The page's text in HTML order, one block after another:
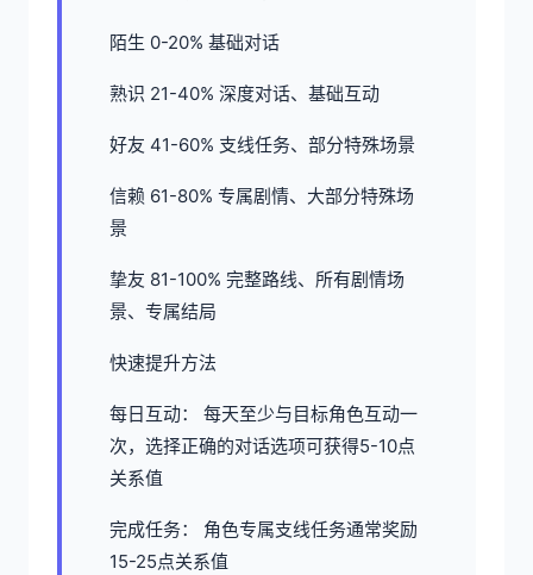
陌生 0-20% 基础对话
熟识 21-40% 深度对话、基础互动
好友 41-60% 支线任务、部分特殊场景
信赖 61-80% 专属剧情、大部分特殊场
景
挚友 81-100% 完整路线、所有剧情场
景、专属结局
快速提升方法
每日互动： 每天至少与目标角色互动一
次，选择正确的对话选项可获得5-10点
关系值
完成任务： 角色专属支线任务通常奖励
15-25点关系值